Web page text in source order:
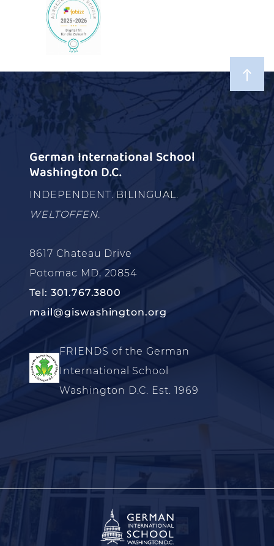
German International School
Washington D.C.
INDEPENDENT. BILINGUAL.
WELTOFFEN.
8617 Chateau Drive
Potomac MD, 20854
Tel: 301.767.3800
mail@giswashington.org
FRIENDS of the German
International School
Washington D.C. Est. 1969